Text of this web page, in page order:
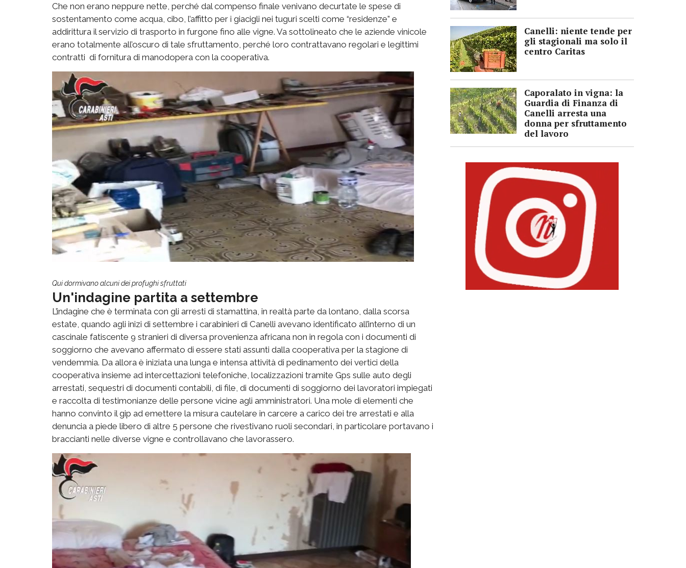
Che non erano neppure nette, perché dal compenso finale venivano decurtate le spese di
sostentamento come acqua, cibo, l’affitto per i giacigli nei tuguri scelti come “residenze” e
addirittura il servizio di trasporto in furgone fino alle vigne. Va sottolineato che le aziende vinicole
erano totalmente all’oscuro di tale sfruttamento, perché loro contrattavano regolari e legittimi
contratti di fornitura di manodopera con la cooperativa.
Qui dormivano alcuni dei profughi sfruttati
Un'indagine partita a settembre
L’indagine che è terminata con gli arresti di stamattina, in realtà parte da lontano, dalla scorsa
estate, quando agli inizi di settembre i carabinieri di Canelli avevano identificato all’interno di un
cascinale fatiscente 9 stranieri di diversa provenienza africana non in regola con i documenti di
soggiorno che avevano affermato di essere stati assunti dalla cooperativa per la stagione di
vendemmia. Da allora è iniziata una lunga e intensa attività di pedinamento dei vertici della
cooperativa insieme ad intercettazioni telefoniche, localizzazioni tramite Gps sulle auto degli
arrestati, sequestri di documenti contabili, di file, di documenti di soggiorno dei lavoratori impiegati
e raccolta di testimonianze delle persone vicine agli amministratori. Una mole di elementi che
hanno convinto il gip ad emettere la misura cautelare in carcere a carico dei tre arrestati e alla
denuncia a piede libero di altre 5 persone che rivestivano ruoli secondari, in particolare portavano i
braccianti nelle diverse vigne e controllavano che lavorassero.
Canelli: niente tende per
gli stagionali ma solo il
centro Caritas
Caporalato in vigna: la
Guardia di Finanza di
Canelli arresta una
donna per sfruttamento
del lavoro